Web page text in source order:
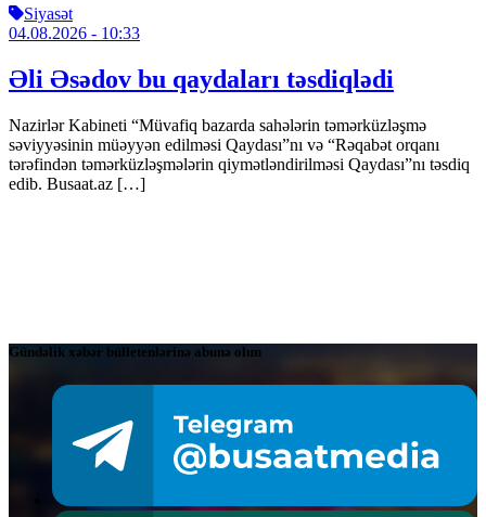
Siyasət
04.08.2026 - 10:33
Əli Əsədov bu qaydaları təsdiqlədi
Nazirlər Kabineti “Müvafiq bazarda sahələrin təmərküzləşmə
səviyyəsinin müəyyən edilməsi Qaydası”nı və “Rəqabət orqanı
tərəfindən təmərküzləşmələrin qiymətləndirilməsi Qaydası”nı təsdiq
edib. Busaat.az […]
Gündəlik xəbər bülletenlərinə abunə olun